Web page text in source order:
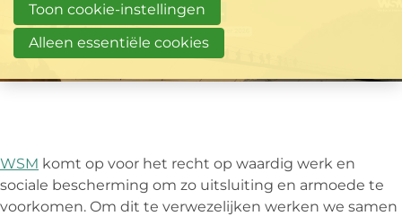
WSM komt op voor het recht op waardig werk en
sociale bescherming om zo uitsluiting en armoede te
voorkomen. Om dit te verwezelijken werken we samen
Toon cookie-instellingen
Alleen essentiële cookies